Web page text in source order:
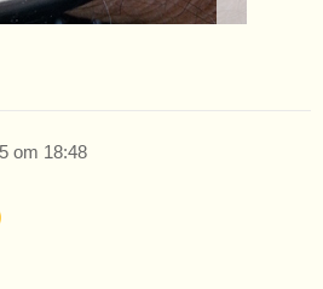
om 18:48